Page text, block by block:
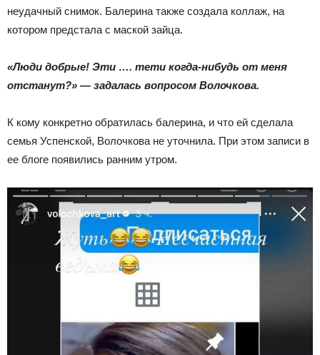
неудачный снимок. Балерина также создала коллаж, на
котором предстала с маской зайца.
«Люди добрые! Эти …. тети когда-нибудь от меня
отстанут?» — задалась вопросом Волочкова.
К кому конкретно обратилась балерина, и что ей сделала
семья Успенской, Волочкова не уточнила. При этом записи в
ее блоге появились ранним утром.